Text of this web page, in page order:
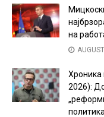
на
Хроника
2026):